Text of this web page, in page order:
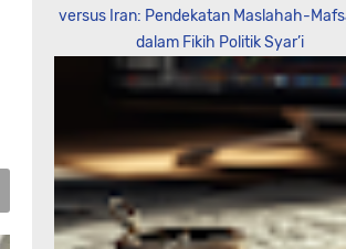
versus Iran: Pendekatan Maslahah-
dalam Fikih Politik Syar’i